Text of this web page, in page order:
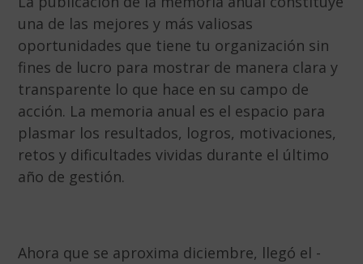
una de las mejores y más valiosas
oportunidades que tiene tu organización sin
fines de lucro para mostrar de manera clara y
transparente lo que hace en su campo de
acción. La memoria anual es el espacio para
plasmar los resultados, logros, motivaciones,
retos y dificultades vividas durante el último
año de gestión.
Ahora que se aproxima diciembre, llegó el -